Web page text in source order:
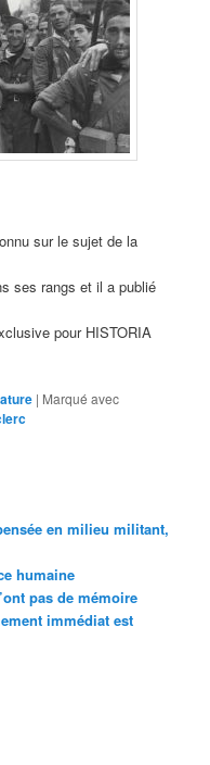
sur le sujet de la
ses rangs et il a publié
pour HISTORIA
| Marqué avec
en milieu militant,
humaine
pas de mémoire
immédiat est